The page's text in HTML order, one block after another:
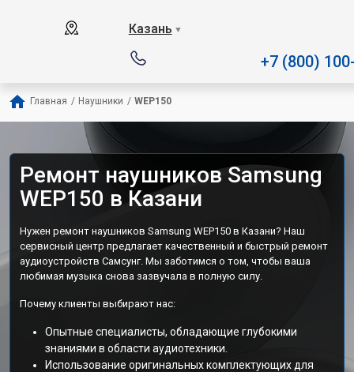
Казань ▼
+7 (800)
Главная / Наушники / WEP150
Ремонт наушников Samsung
WEP150 в Казани
Нужен ремонт наушников Samsung WEP150 в Казани? Наш
сервисный центр предлагает качественный и быстрый ремонт
аудиоустройств Самсунг. Мы заботимся о том, чтобы ваша
любимая музыка снова зазвучала в полную силу.
Почему клиенты выбирают нас:
Опытные специалисты, обладающие глубокими
знаниями в области аудиотехники.
Использование оригинальных комплектующих для